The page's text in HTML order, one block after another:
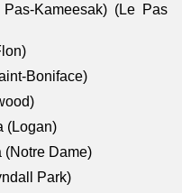
Kameesak) (Le Pas
Boniface)
(Logan)
(Notre Dame)
Park)